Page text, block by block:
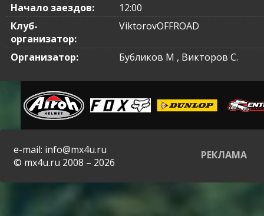
Начало заездов:
12:00
Клуб-
организатор:
ViktorovOFFROAD
Организатор: Бубликов М , Викторов С.
e-mail: info@mx4u.ru
© mx4u.ru 2008 – 2026
РЕКЛАМА